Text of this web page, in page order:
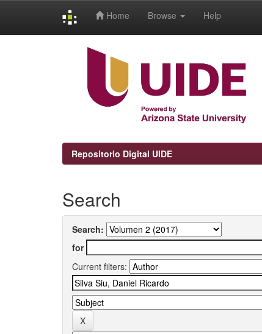
Home Browse Help
Repositorio Digital UIDE
Search
Search:
for
Current filters: